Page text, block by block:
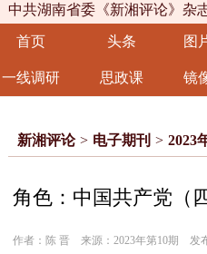
中共湖南省委《新湘评论》杂
首页 头条 图
一线调研 思政课 镜
新湘评论 > 电子期刊 > 2023
角色：中国共产党（四
作者：陈 晋 来源：2023年第10期 发